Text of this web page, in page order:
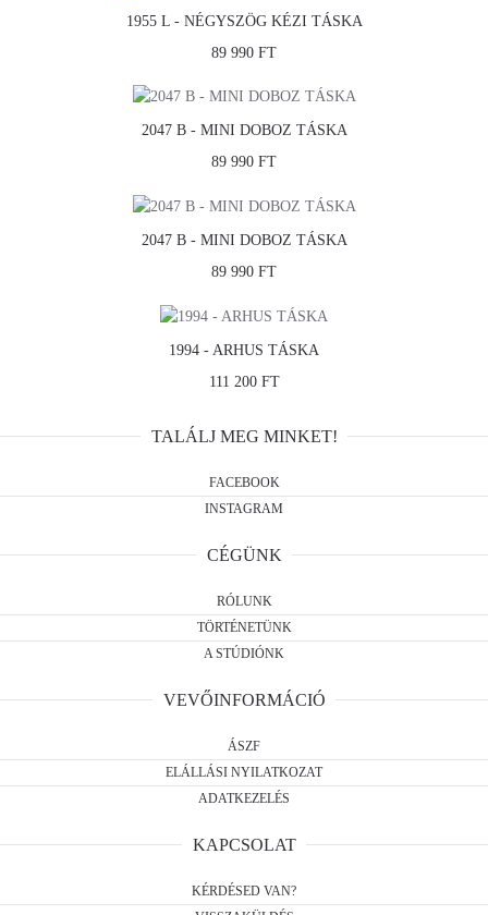
1955 L - NÉGYSZÖG KÉZI TÁSKA
89 990 FT
2047 B - MINI DOBOZ TÁSKA
89 990 FT
2047 B - MINI DOBOZ TÁSKA
89 990 FT
1994 - ARHUS TÁSKA
111 200 FT
TALÁLJ MEG MINKET!
FACEBOOK
INSTAGRAM
CÉGÜNK
RÓLUNK
TÖRTÉNETÜNK
A STÚDIÓNK
VEVŐINFORMÁCIÓ
ÁSZF
ELÁLLÁSI NYILATKOZAT
ADATKEZELÉS
KAPCSOLAT
KÉRDÉSED VAN?